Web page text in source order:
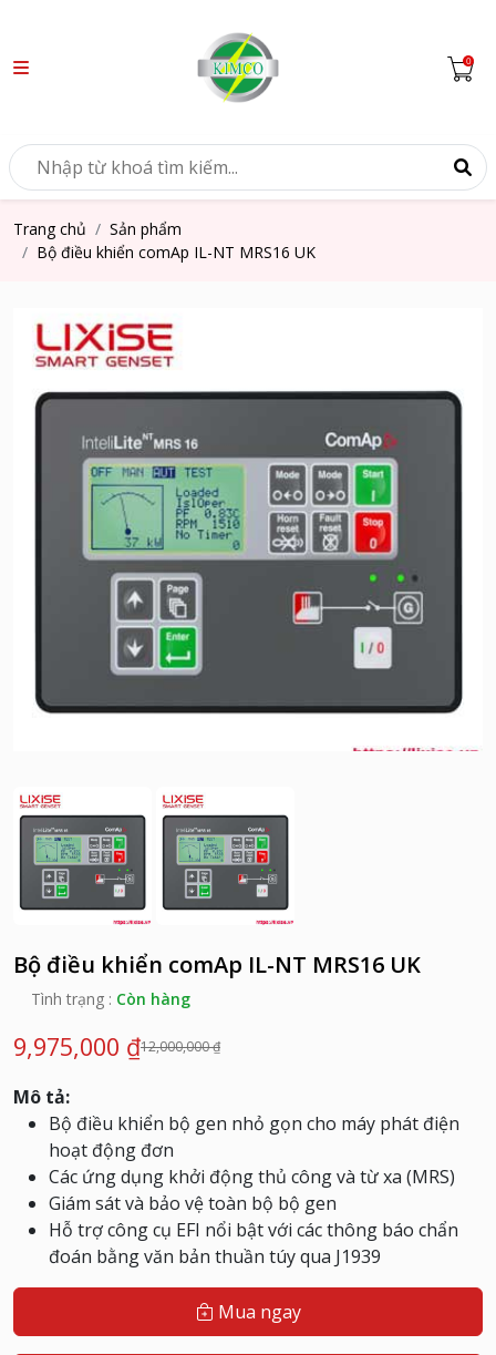
Trang chủ
Sản phẩm
Bộ điều khiển comAp IL-NT MRS16 UK
Bộ điều khiển comAp IL-NT MRS16 UK
Tình trạng : Còn hàng
9,975,000 ₫12,000,000 ₫
Mô tả:
Bộ điều khiển bộ gen nhỏ gọn cho máy phát điện
hoạt động đơn
Các ứng dụng khởi động thủ công và từ xa (MRS)
Giám sát và bảo vệ toàn bộ bộ gen
Hỗ trợ công cụ EFI nổi bật với các thông báo chẩn
đoán bằng văn bản thuần túy qua J1939
Mua ngay